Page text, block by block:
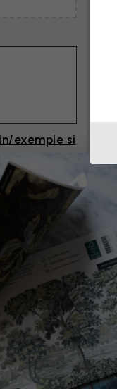
exemple si
les
Exemples
Noir et blanc